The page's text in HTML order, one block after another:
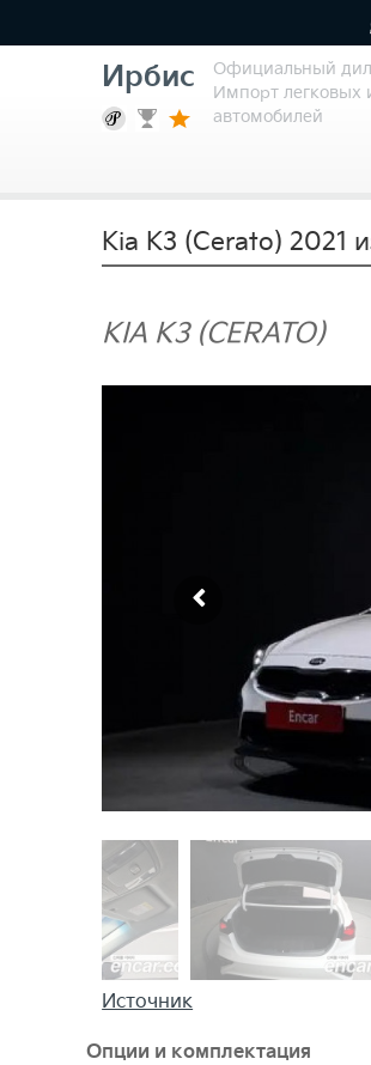
Ирбис
Официальный
Импорт легковых
автомобилей
Kia K3 (Cerato) 2021
KIA K3 (CERATO)
Источник
Опции и комплектация